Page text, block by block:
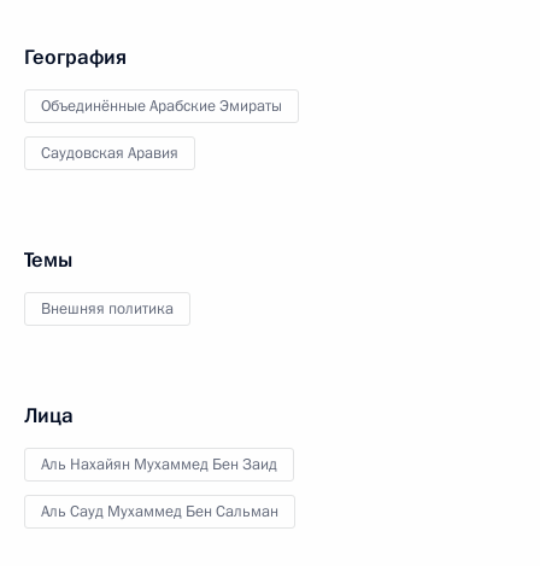
География
Объединённые Арабские Эмираты
Саудовская Аравия
Темы
Внешняя политика
Лица
Аль Нахайян Мухаммед Бен Заид
Аль Сауд Мухаммед Бен Сальман